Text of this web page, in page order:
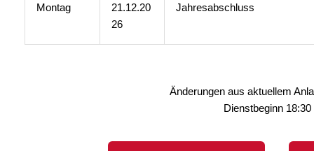
Montag
21.12.20
26
Jahresabschluss
Änderungen aus aktuellem
Dienstbeginn 18:30